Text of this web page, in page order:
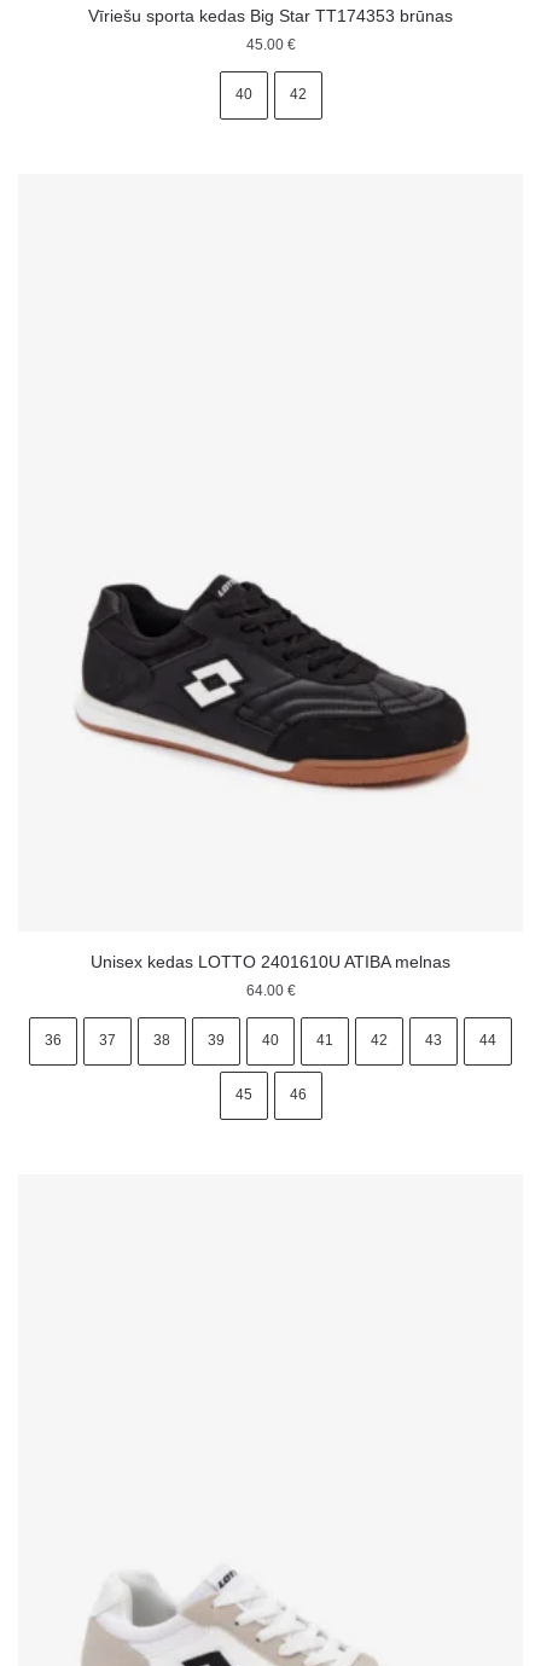
Vīriešu sporta kedas Big Star TT174353 brūnas
45.00 €
40 42
Unisex kedas LOTTO 2401610U ATIBA melnas
64.00 €
36 37 38 39 40 41 42 43 44
45 46